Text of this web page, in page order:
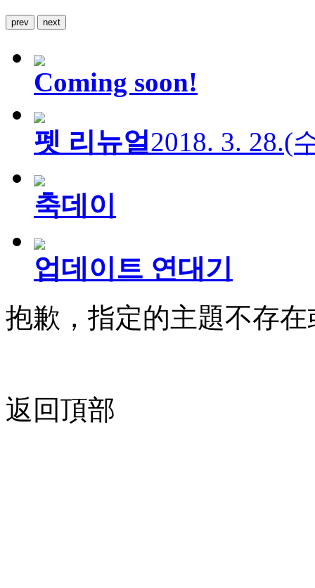
prev next
Coming soon!
펫 리뉴얼2018. 3. 28.(
축데이
업데이트 연대기
抱歉，指定的主題不存
返回頂部